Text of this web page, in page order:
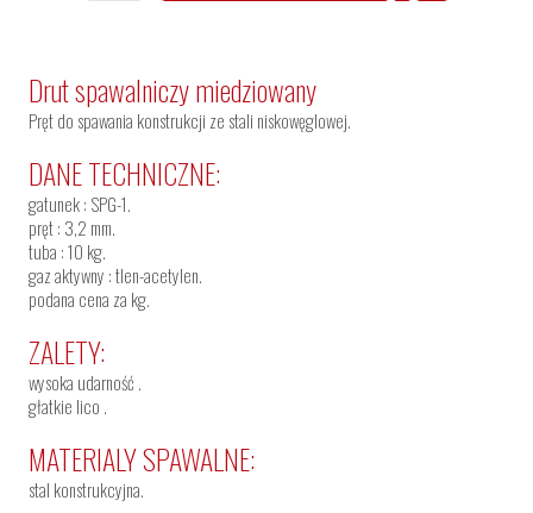
Drut spawalniczy miedziowany
Pręt do spawania konstrukcji ze stali niskowęglowej.
DANE TECHNICZNE:
gatunek : SPG-1.
pręt : 3,2 mm.
tuba : 10 kg.
gaz aktywny : tlen-acetylen.
podana cena za kg.
ZALETY:
wysoka udarność .
głatkie lico .
MATERIALY SPAWALNE:
stal konstrukcyjna.